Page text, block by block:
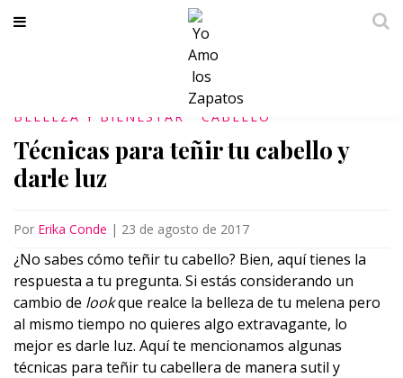
BELLEZA Y BIENESTAR CABELLO
Técnicas para teñir tu cabello y
darle luz
Por Erika Conde | 23 de agosto de 2017
¿No sabes cómo teñir tu cabello? Bien, aquí tienes la
respuesta a tu pregunta. Si estás considerando un
cambio de lookque realce la belleza de tu melena pero
al mismo tiempo no quieres algo extravagante, lo
mejor es darle luz. Aquí te mencionamos algunas
técnicas para teñir tu cabellera de manera sutil y